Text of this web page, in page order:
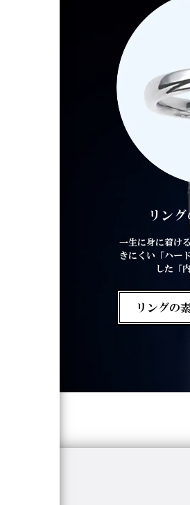
リン
一生に身に着け
きにくい「ハー
した「
リングの